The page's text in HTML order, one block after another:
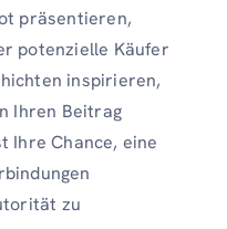
präsentieren,
potenzielle Käufer
inspirieren,
Ihren Beitrag
Ihre Chance, eine
zu